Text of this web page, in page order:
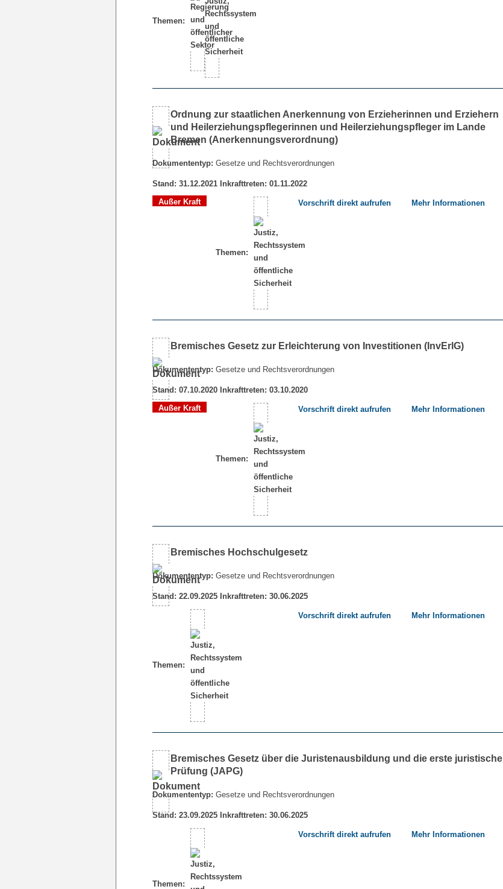
Themen:
Ordnung zur staatlichen Anerkennung von Erzieherinnen und Erziehern
und Heilerziehungspflegerinnen und Heilerziehungspfleger im Lande
Bremen (Anerkennungsverordnung)
Dokumententyp: Gesetze und Rechtsverordnungen
Stand: 31.12.2021 Inkrafttreten: 01.11.2022
Außer Kraft
Themen:
Vorschrift direkt aufrufen Mehr Informationen
Bremisches Gesetz zur Erleichterung von Investitionen (InvErlG)
Dokumententyp: Gesetze und Rechtsverordnungen
Stand: 07.10.2020 Inkrafttreten: 03.10.2020
Außer Kraft
Themen:
Vorschrift direkt aufrufen Mehr Informationen
Bremisches Hochschulgesetz
Dokumententyp: Gesetze und Rechtsverordnungen
Stand: 22.09.2025 Inkrafttreten: 30.06.2025
Themen:
Vorschrift direkt aufrufen Mehr Informationen
Bremisches Gesetz über die Juristenausbildung und die erste juristische
Prüfung (JAPG)
Dokumententyp: Gesetze und Rechtsverordnungen
Stand: 23.09.2025 Inkrafttreten: 30.06.2025
Themen:
Vorschrift direkt aufrufen Mehr Informationen